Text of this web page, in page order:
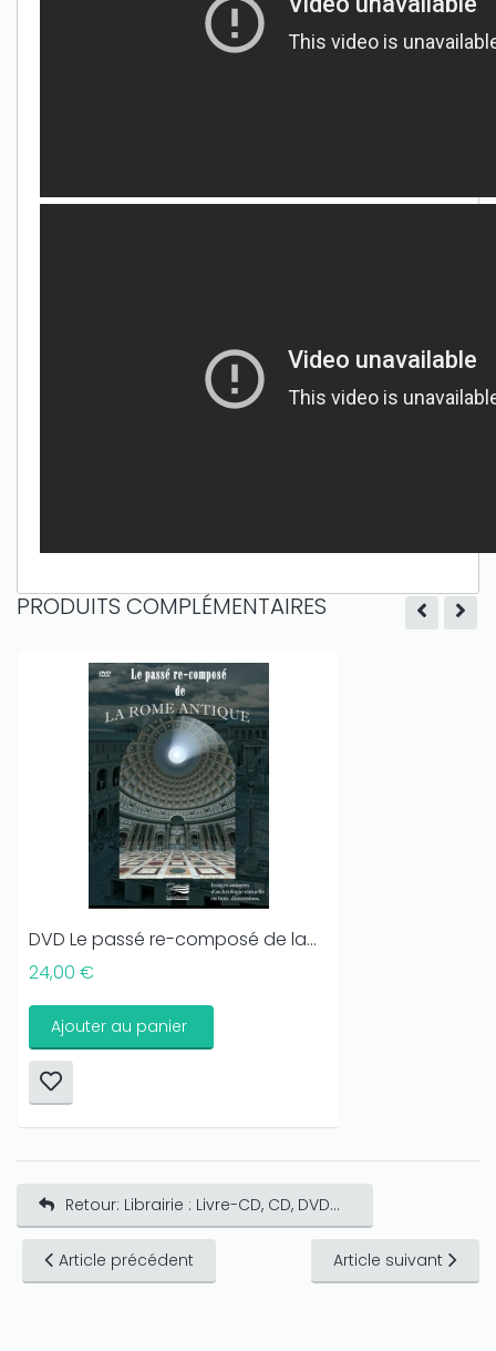
PRODUITS COMPLÉMENTAIRES
DVD Le passé re-composé de la...
24,00 €
Ajouter au panier
Retour: Librairie : Livre-CD, CD, DVD...
Article précédent Article suivant